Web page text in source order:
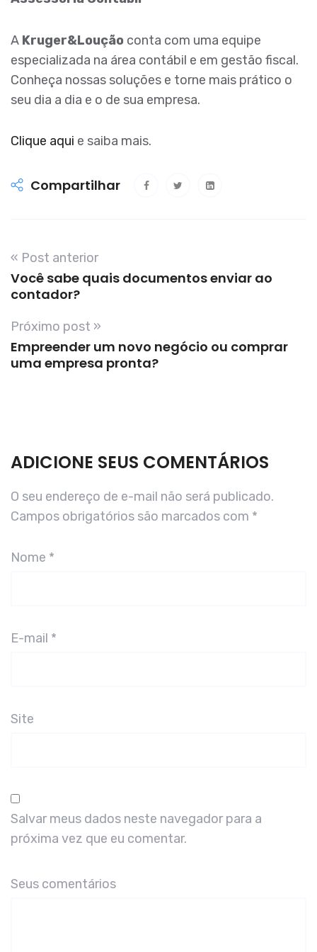
A Kruger&Loução conta com uma equipe
especializada na área contábil e em gestão fiscal.
Conheça nossas soluções e torne mais prático o
seu dia a dia e o de sua empresa.
Clique aqui e saiba mais.
Compartilhar
« Post anterior
Você sabe quais documentos enviar ao
contador?
Próximo post »
Empreender um novo negócio ou comprar
uma empresa pronta?
ADICIONE SEUS COMENTÁRIOS
O seu endereço de e-mail não será publicado.
Campos obrigatórios são marcados com *
Nome *
E-mail *
Site
Salvar meus dados neste navegador para a
próxima vez que eu comentar.
Seus comentários